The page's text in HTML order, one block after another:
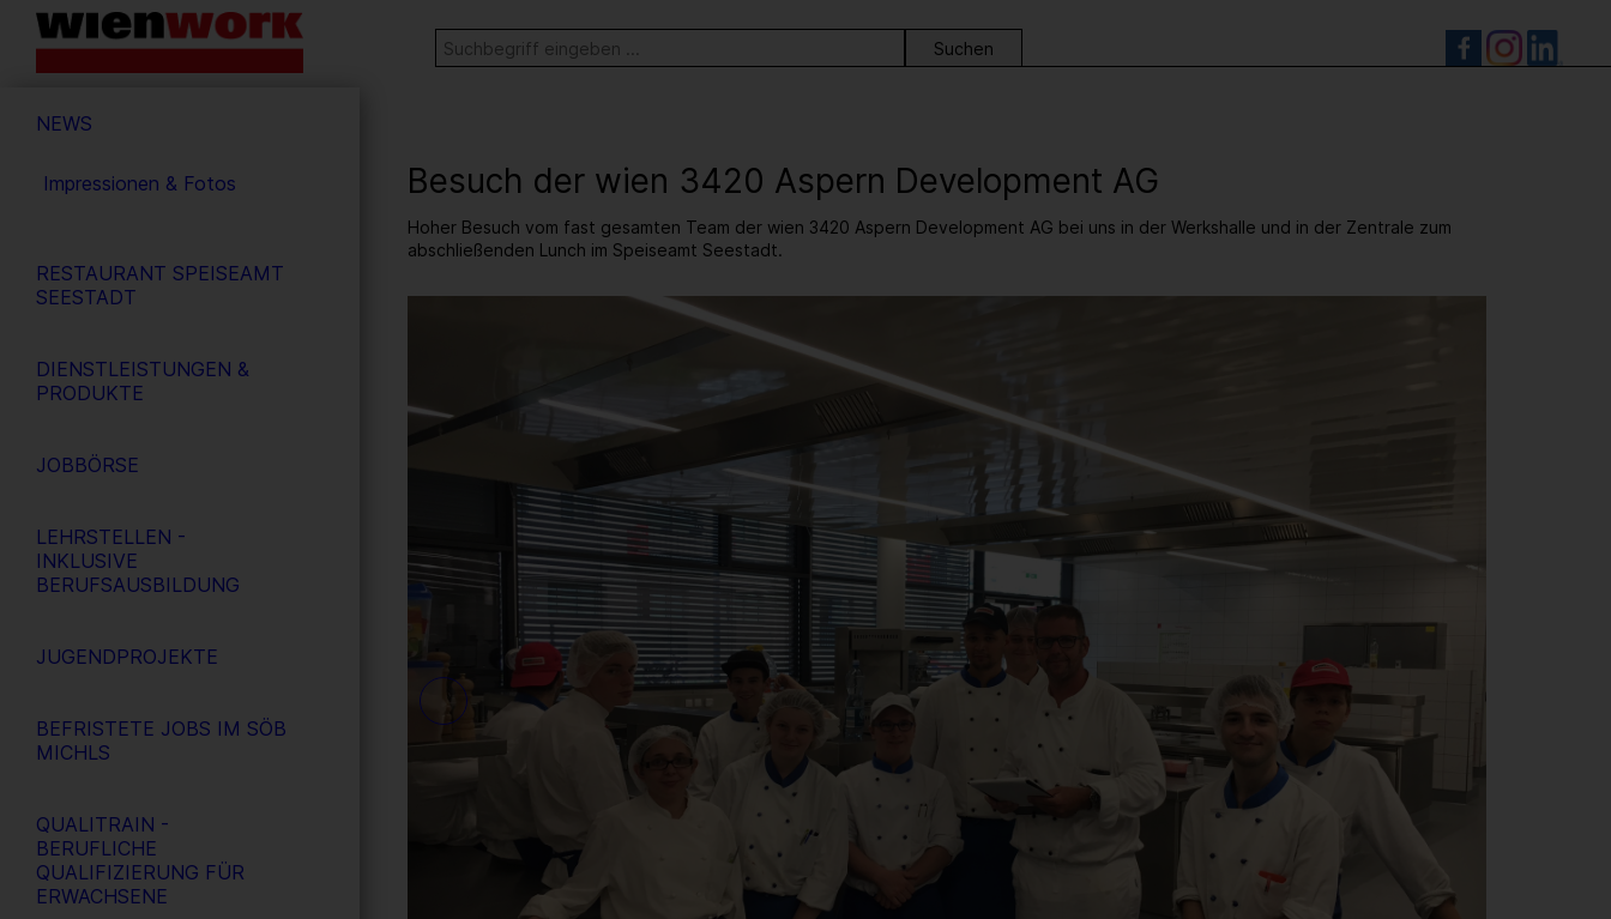
Barrierefreie
Bedienung
Webseite
Stichwortsuche
SUCHE
NEWS
Impressionen & Fotos
RESTAURANT SPEISEAMT
SEESTADT
DIENSTLEISTUNGEN &
PRODUKTE
JOBBÖRSE
LEHRSTELLEN -
INKLUSIVE
BERUFSAUSBILDUNG
JUGENDPROJEKTE
BEFRISTETE JOBS IM SÖB
MICHLS
QUALITRAIN -
BERUFLICHE
QUALIFIZIERUNG FÜR
ERWACHSENE
Besuch der wien 3420 Aspern Development AG
Hoher Besuch vom fast gesamten Team der wien 3420 Aspern Development AG bei uns in der Werkshalle und in der Zentrale zum
abschließenden Lunch im Speiseamt Seestadt.